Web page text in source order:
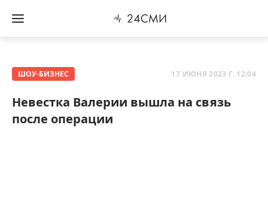
ШОУ-БИЗНЕС 17 ИЮНЯ 2023 Г. 12:04
Невестка Валерии вышла на связь
после операции